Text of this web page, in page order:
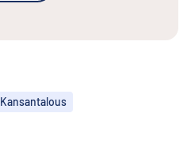
Kansantalous